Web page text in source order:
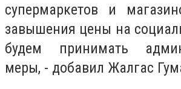
супермаркетов и
завышения цены на
будем принимать
меры, - добавил Жалгас